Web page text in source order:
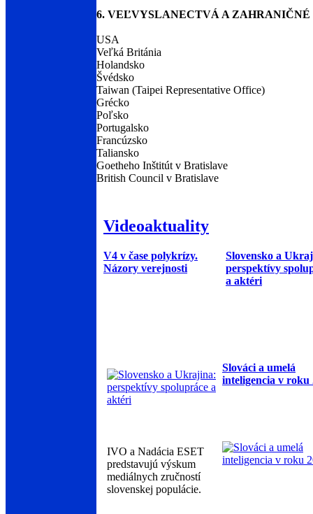
6. VEĽVYSLANECTVÁ A
USA
Veľká Británia
Holandsko
Švédsko
Taiwan (Taipei Representative Office)
Grécko
Poľsko
Portugalsko
Francúzsko
Taliansko
Goetheho Inštitút v Bratislave
British Council v Bratislave
Videoaktuality
V4 v čase polykrízy.
Názory verejnosti
Slovensko a
perspektívy
a aktéri
Slováci a umelá
inteligencia v roku
IVO a Nadácia ESET
predstavujú výskum
mediálnych zručností
slovenskej populácie.